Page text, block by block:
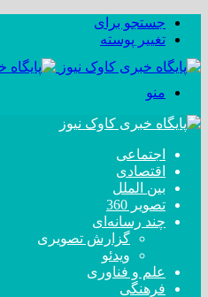
جستجو برای
تغییر پوسته
منو
اجتماعی
اقتصادی
بین الملل
تصویر 360
چند رسانه‌ای
گزارش تصویری
ویدئو
علم و فناوری
فرهنگی